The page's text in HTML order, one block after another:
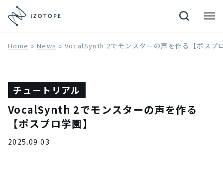
Home » News » VocalSynth 2でモンスターの声を作る【ポスプ
チュートリアル
VocalSynth 2でモンスターの声を作る
【ポスプロ学園】
2025.09.03